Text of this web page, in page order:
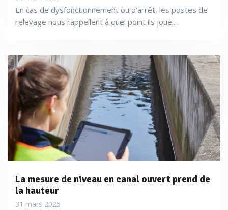
SonTek, GlobalWater, Exo…), le groupe Xylem est
également en mesure de proposer des stations
En cas de dysfonctionnement ou d’arrêt, les postes de
relevage nous rappellent à quel point ils joue...
La mesure de niveau en canal ouvert prend de
la hauteur
31 mars 2025